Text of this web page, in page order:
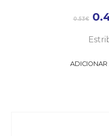
0.53€
ADICIONAR